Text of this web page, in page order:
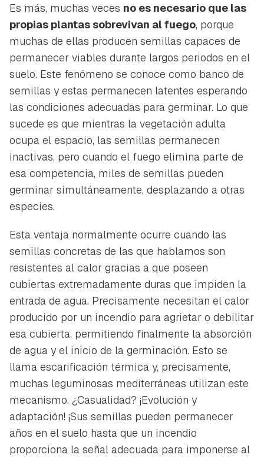
Es más, muchas veces no es necesario que las
propias plantas sobrevivan al fuego, porque
muchas de ellas producen semillas capaces de
permanecer viables durante largos periodos en el
suelo. Este fenómeno se conoce como banco de
semillas y estas permanecen latentes esperando
las condiciones adecuadas para germinar. Lo que
sucede es que mientras la vegetación adulta
ocupa el espacio, las semillas permanecen
inactivas, pero cuando el fuego elimina parte de
esa competencia, miles de semillas pueden
germinar simultáneamente, desplazando a otras
especies.
Esta ventaja normalmente ocurre cuando las
semillas concretas de las que hablamos son
resistentes al calor gracias a que poseen
cubiertas extremadamente duras que impiden la
entrada de agua. Precisamente necesitan el calor
producido por un incendio para agrietar o debilitar
esa cubierta, permitiendo finalmente la absorción
de agua y el inicio de la germinación. Esto se
llama escarificación térmica y, precisamente,
muchas leguminosas mediterráneas utilizan este
mecanismo. ¿Casualidad? ¡Evolución y
adaptación! ¡Sus semillas pueden permanecer
años en el suelo hasta que un incendio
proporciona la señal adecuada para imponerse al